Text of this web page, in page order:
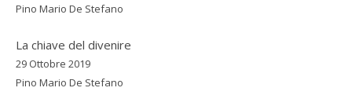
Pino Mario De Stefano
La chiave del divenire
29 Ottobre 2019
Pino Mario De Stefano